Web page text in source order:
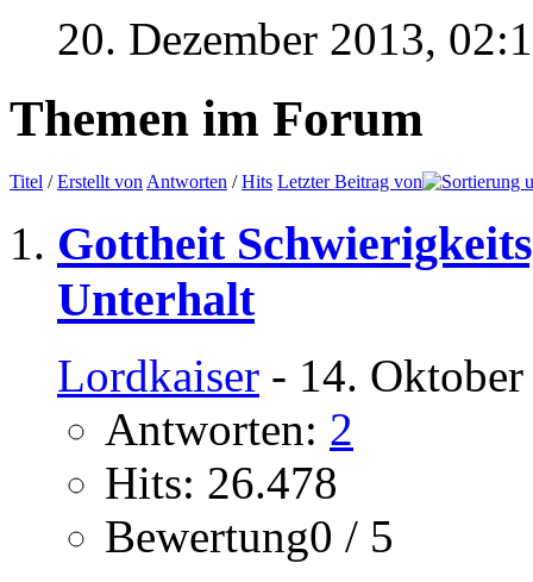
20. Dezember 2013,
Themen im Forum
Titel /Erstellt von Antworten /Hits Letzter Beitrag von
Gottheit
Unterhalt
Lordkaiser - 14.
Antworten: 2
Hits: 26.478
Bewertung0 / 5